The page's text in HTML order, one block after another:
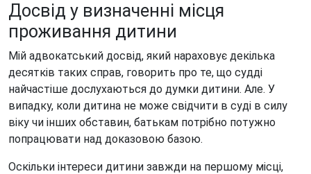
Досвід у визначенні місця
проживання дитини
Мій адвокатський досвід, який нараховує декілька
десятків таких справ, говорить про те, що судді
найчастіше дослухаються до думки дитини. Але. У
випадку, коли дитина не може свідчити в суді в силу
віку чи інших обставин, батькам потрібно потужно
попрацювати над доказовою базою.
Оскільки інтереси дитини завжди на першому місці,